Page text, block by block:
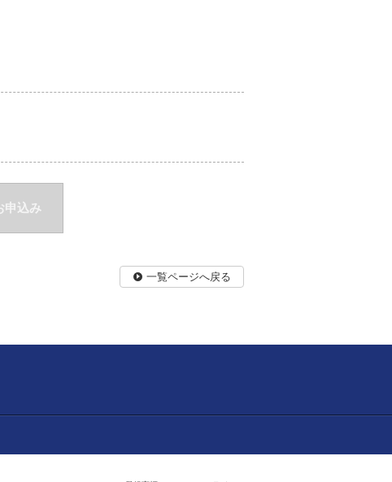
申込み
一覧ページへ戻る